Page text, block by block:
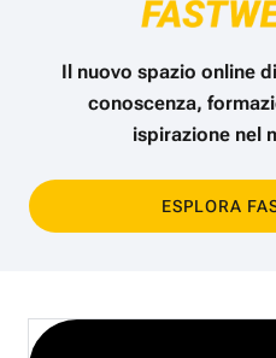
Il nuovo spazio online
conoscenza,
ispirazione nel
ESPLORA